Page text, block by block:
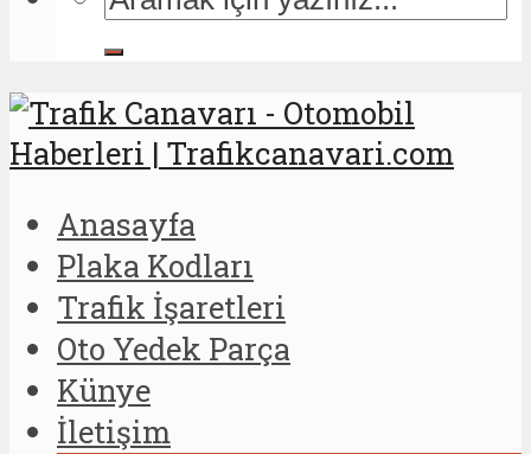
Anasayfa
Plaka Kodları
Trafik İşaretleri
Oto Yedek Parça
Künye
İletişim